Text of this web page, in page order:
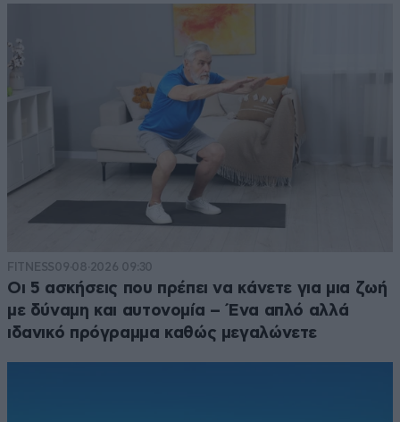
FITNESS09·08·2026 09:30
Οι 5 ασκήσεις που πρέπει να κάνετε για μια ζωή
με δύναμη και αυτονομία – Ένα απλό αλλά
ιδανικό πρόγραμμα καθώς μεγαλώνετε